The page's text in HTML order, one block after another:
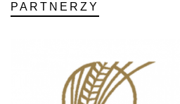
PARTNERZY